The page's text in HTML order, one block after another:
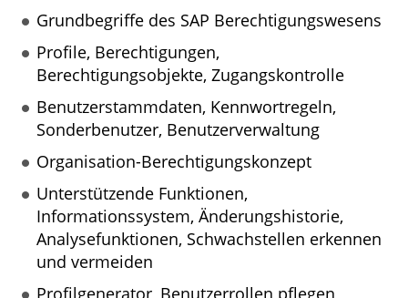
Grundbegriffe des SAP Berechtigungswesens
Profile, Berechtigungen,
Berechtigungsobjekte, Zugangskontrolle
Benutzerstammdaten, Kennwortregeln,
Sonderbenutzer, Benutzerverwaltung
Organisation-Berechtigungskonzept
Unterstützende Funktionen,
Informationssystem, Änderungshistorie,
Analysefunktionen, Schwachstellen erkennen
und vermeiden
Profilgenerator, Benutzerrollen pflegen,